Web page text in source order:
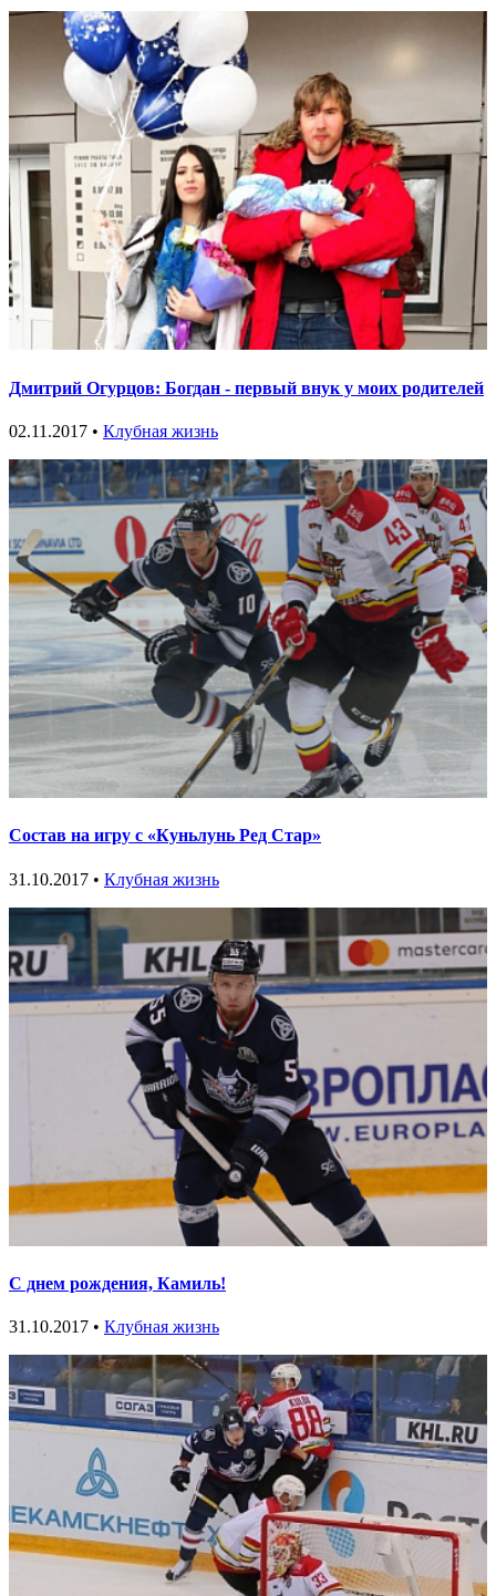
Дмитрий Огурцов: Богдан - первый внук у моих родителей
02.11.2017 • Клубная жизнь
Состав на игру с «Куньлунь Ред Стар»
31.10.2017 • Клубная жизнь
С днем рождения, Камиль!
31.10.2017 • Клубная жизнь